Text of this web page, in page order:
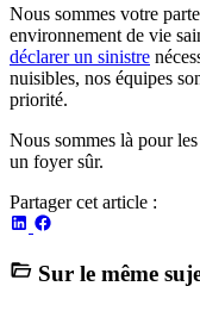
Nous sommes votre
environnement de vie
déclarer un sinistre
nuisibles, nos équipes
priorité.
Nous sommes là pour les
un foyer sûr.
Partager cet article :
Sur le même